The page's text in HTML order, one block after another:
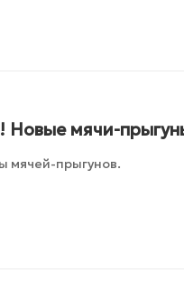
Новые мячи-
мячей-прыгунов.